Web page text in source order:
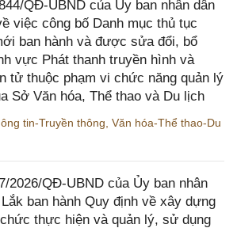
QĐ-UBND của Ủy ban nhân dân
việc công bố Danh mục thủ tục
ban hành và được sửa đổi, bổ
vực Phát thanh truyền hình và
tử thuộc phạm vi chức năng quản lý
Sở Văn hóa, Thể thao và Du lịch
tin-Truyền thông Văn hóa-Thể thao-Du
2026/QĐ-UBND của Ủy ban nhân
ban hành Quy định về xây dựng
thực hiện và quản lý, sử dụng